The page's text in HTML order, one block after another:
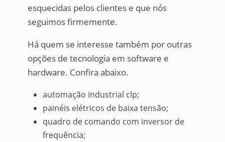
esquecidas pelos clientes e que nós
seguimos firmemente.
Há quem se interesse também por outras
opções de tecnologia em software e
hardware. Confira abaixo.
automação industrial clp;
painéis elétricos de baixa tensão;
quadro de comando com inversor de
frequência;